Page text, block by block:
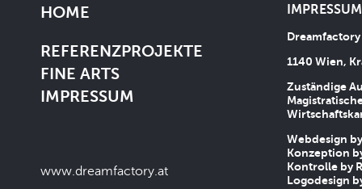
HOME
REFERENZPROJEKTE
FINE ARTS
IMPRESSUM
www.dreamfactory.at
1140 Wien,
Zuständige
Webdesign
Konzeption
Kontrolle by
Logodesign